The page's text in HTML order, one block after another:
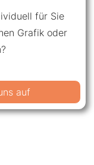
für Sie
Grafik oder
auf